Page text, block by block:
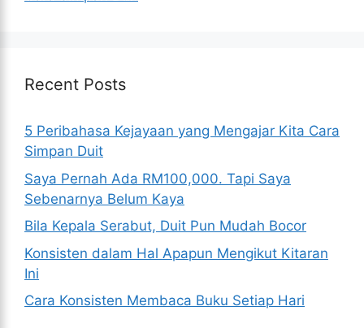
Recent Posts
5 Peribahasa Kejayaan yang Mengajar Kita Cara
Simpan Duit
Saya Pernah Ada RM100,000. Tapi Saya
Sebenarnya Belum Kaya
Bila Kepala Serabut, Duit Pun Mudah Bocor
Konsisten dalam Hal Apapun Mengikut Kitaran
Ini
Cara Konsisten Membaca Buku Setiap Hari